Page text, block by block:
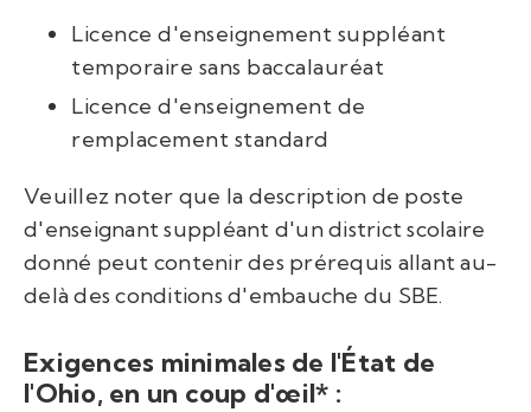
Licence d'enseignement suppléant
temporaire sans baccalauréat
Licence d'enseignement de
remplacement standard
Veuillez noter que la description de poste
d'enseignant suppléant d'un district scolaire
donné peut contenir des prérequis allant au-
delà des conditions d'embauche du SBE.
Exigences minimales de l'État de
l'Ohio, en un coup d'œil* :